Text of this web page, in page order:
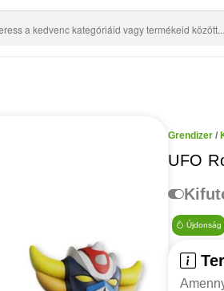
Grendizer /
UFO
Újdonság